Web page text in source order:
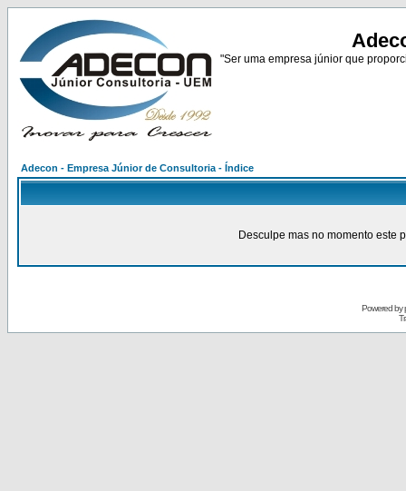
"Ser uma empresa júnior que
Adecon - Empresa Júnior de Consultoria - Índice
Desculpe mas no momento este
Powered by